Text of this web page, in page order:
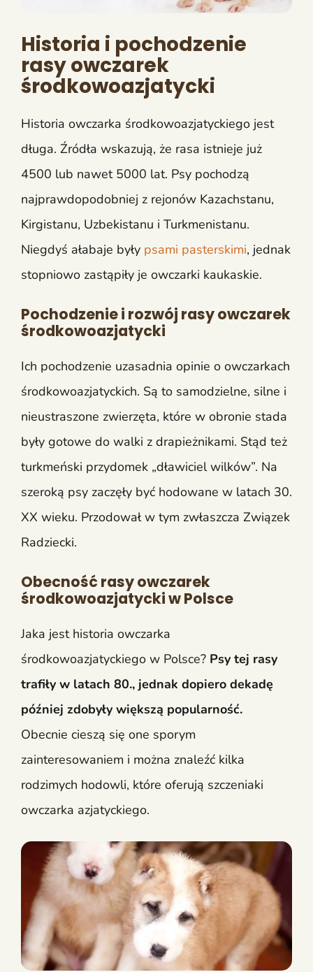
Historia i pochodzenie
rasy owczarek
środkowoazjatycki
Historia owczarka środkowoazjatyckiego jest
długa. Źródła wskazują, że rasa istnieje już
4500 lub nawet 5000 lat. Psy pochodzą
najprawdopodobniej z rejonów Kazachstanu,
Kirgistanu, Uzbekistanu i Turkmenistanu.
Niegdyś ałabaje były psami pasterskimi, jednak
stopniowo zastąpiły je owczarki kaukaskie.
Pochodzenie i rozwój rasy owczarek
środkowoazjatycki
Ich pochodzenie uzasadnia opinie o owczarkach
środkowoazjatyckich. Są to samodzielne, silne i
nieustraszone zwierzęta, które w obronie stada
były gotowe do walki z drapieżnikami. Stąd też
turkmeński przydomek „dławiciel wilków”. Na
szeroką psy zaczęły być hodowane w latach 30.
XX wieku. Przodował w tym zwłaszcza Związek
Radziecki.
Obecność rasy owczarek
środkowoazjatycki w Polsce
Jaka jest historia owczarka
środkowoazjatyckiego w Polsce? Psy tej rasy
trafiły w latach 80., jednak dopiero dekadę
później zdobyły większą popularność.
Obecnie cieszą się one sporym
zainteresowaniem i można znaleźć kilka
rodzimych hodowli, które oferują szczeniaki
owczarka azjatyckiego.